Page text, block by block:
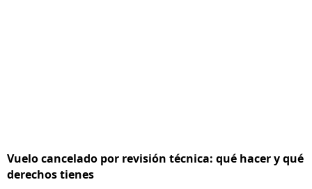
Vuelo cancelado por revisión técnica: qué hacer y qué
derechos tienes